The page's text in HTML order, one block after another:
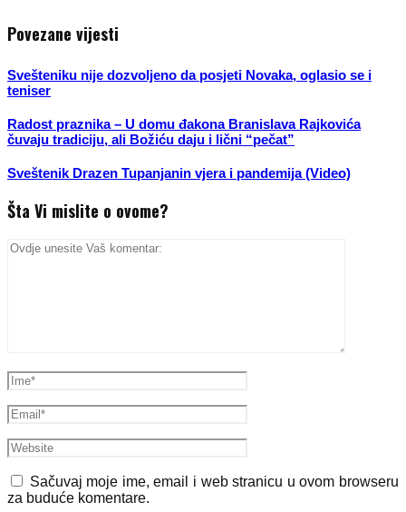
Povezane vijesti
Svešteniku nije dozvoljeno da posjeti Novaka, oglasio se i
teniser
Radost praznika – U domu đakona Branislava Rajkovića
čuvaju tradiciju, ali Božiću daju i lični “pečat”
Sveštenik Drazen Tupanjanin vjera i pandemija (Video)
Šta Vi mislite o ovome?
Sačuvaj moje ime, email i web stranicu u ovom browseru
za buduće komentare.